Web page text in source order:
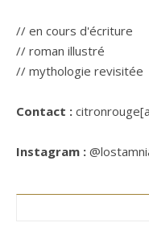
// en cours d'écriture
// roman illustré
// mythologie revisitée
Contact :
Instagram :